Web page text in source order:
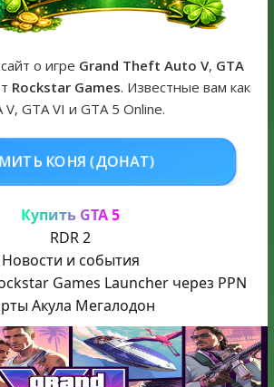
обложка игры и Предзаказ Grand Theft
о игре Grand Theft Auto V, GTA
Rockstar Games. Известные вам как
V, GTA VI и GTA 5 Online.
КУПИТЬ GTA 5
Купить GTA 5
RDR 2
Новости и события
Games Launcher через PPN
Акула Мегалодон